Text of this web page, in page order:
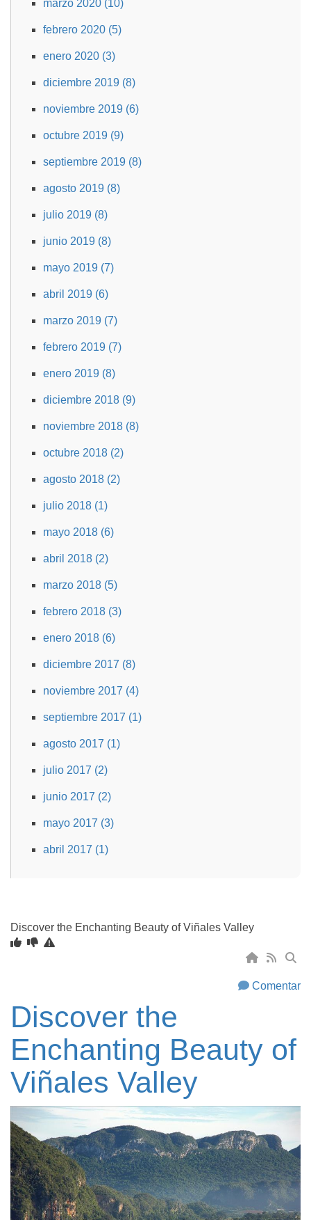
marzo 2020 (10)
febrero 2020 (5)
enero 2020 (3)
diciembre 2019 (8)
noviembre 2019 (6)
octubre 2019 (9)
septiembre 2019 (8)
agosto 2019 (8)
julio 2019 (8)
junio 2019 (8)
mayo 2019 (7)
abril 2019 (6)
marzo 2019 (7)
febrero 2019 (7)
enero 2019 (8)
diciembre 2018 (9)
noviembre 2018 (8)
octubre 2018 (2)
agosto 2018 (2)
julio 2018 (1)
mayo 2018 (6)
abril 2018 (2)
marzo 2018 (5)
febrero 2018 (3)
enero 2018 (6)
diciembre 2017 (8)
noviembre 2017 (4)
septiembre 2017 (1)
agosto 2017 (1)
julio 2017 (2)
junio 2017 (2)
mayo 2017 (3)
abril 2017 (1)
Discover the Enchanting Beauty of Viñales Valley
Comentar
Discover the
Enchanting Beauty of
Viñales Valley